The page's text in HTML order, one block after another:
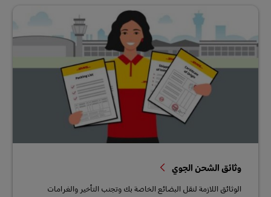
وثائق الشحن الجوي
الوثائق اللازمة لنقل البضائع الخاصة بك وتجنب التأخير والغرامات